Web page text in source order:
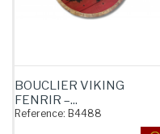
BOUCLIER VIKING
FENRIR –...
Reference: B4488